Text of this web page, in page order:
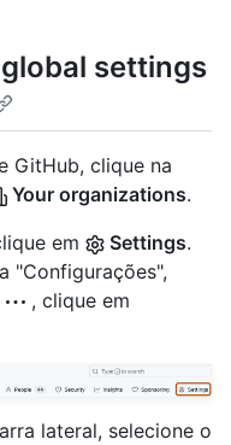
settings
GitHub, clique na
Your organizations.
em
Settings.
"Configurações",
, clique em
lateral, selecione o